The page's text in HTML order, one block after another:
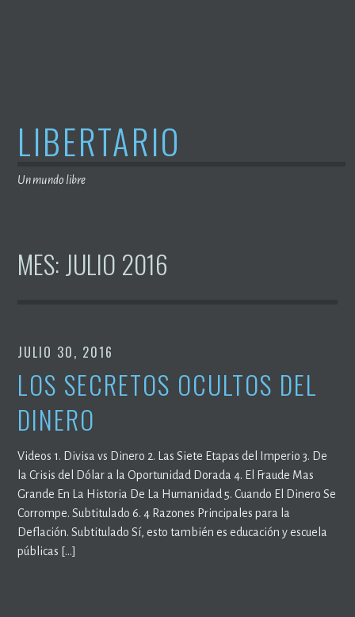
LIBERTARIO
Un mundo libre
MES: JULIO 2016
JULIO 30, 2016
LOS SECRETOS OCULTOS DEL
DINERO
Videos 1. Divisa vs Dinero 2. Las Siete Etapas del Imperio 3. De
la Crisis del Dólar a la Oportunidad Dorada 4. El Fraude Mas
Grande En La Historia De La Humanidad 5. Cuando El Dinero Se
Corrompe. Subtitulado 6. 4 Razones Principales para la
Deflación. Subtitulado Sí, esto también es educación y escuela
públicas […]